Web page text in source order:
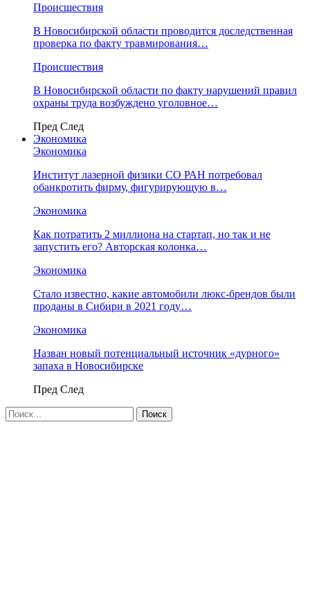
Происшествия
В Новосибирской области проводится доследственная
проверка по факту травмирования…
Происшествия
В Новосибирской области по факту нарушений правил
охраны труда возбуждено уголовное…
Пред След
Экономика
Экономика
Институт лазерной физики СО РАН потребовал
обанкротить фирму, фигурирующую в…
Экономика
Как потратить 2 миллиона на стартап, но так и не
запустить его? Авторская колонка…
Экономика
Стало известно, какие автомобили люкс-брендов были
проданы в Сибири в 2021 году…
Экономика
Назван новый потенциальный источник «дурного»
запаха в Новосибирске
Пред След